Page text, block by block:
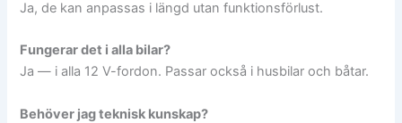
Ja, de kan anpassas i längd utan funktionsförlust.
Fungerar det i alla bilar?
Ja — i alla 12 V-fordon. Passar också i husbilar och båtar.
Behöver jag teknisk kunskap?